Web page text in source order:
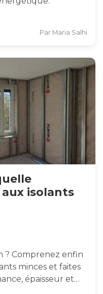
Par Maria Salhi
isolants
? Comprenez enfin
minces et faites
épaisseur et…